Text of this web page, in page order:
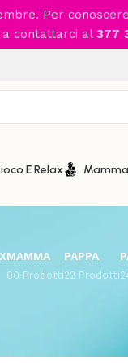
Per
a contattarci al 377
E Relax Mamma
MAMMA
80 Prodotti
PAPPA
22 Prodotti